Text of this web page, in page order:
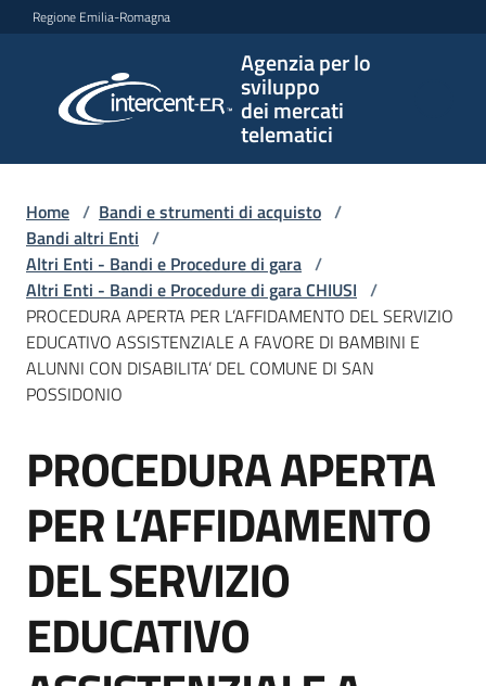
Vai al contenuto
Vai alla navigazione
Vai al footer
Regione Emilia-Romagna
Agenzia per lo
sviluppo
dei mercati
telematici
per lo
sviluppo
telematici
L'Agenzia
Bandi
strumenti
di
Supporto
Piattaforme
Home / Bandi e strumenti di acquisto /
Bandi altri Enti /
Altri Enti - Bandi e Procedure di gara /
Altri Enti - Bandi e Procedure di gara CHIUSI /
PROCEDURA APERTA PER L’AFFIDAMENTO DEL SERVIZIO
EDUCATIVO ASSISTENZIALE A FAVORE DI BAMBINI E
ALUNNI CON DISABILITA’ DEL COMUNE DI SAN
POSSIDONIO
Salta al contenuto
PROCEDURA APERTA
PER L’AFFIDAMENTO
DEL SERVIZIO
EDUCATIVO